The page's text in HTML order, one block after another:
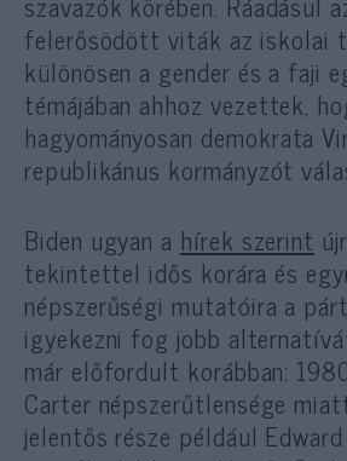
felerősödött viták az iskolai
különösen a gender és a faji
témájában ahhoz vezettek,
hagyományosan demokrata
republikánus kormányzót
Biden ugyan a hírek szerint
tekintettel idős korára és
népszerűségi mutatóira a
igyekezni fog jobb
már előfordult korábban:
Carter népszerűtlensége
jelentős része például